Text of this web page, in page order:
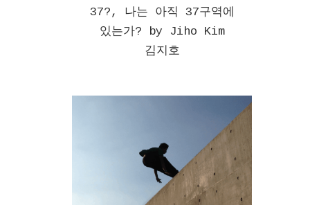
37?, 나는 아직 37구역에
있는가? by Jiho Kim
김지호